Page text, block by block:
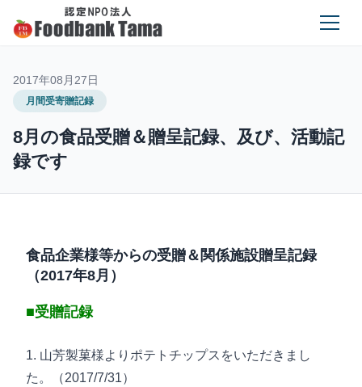
2017年08月27日
月間受寄贈記録
8月の食品受贈＆贈呈記録、及び、活動記
録です
食品企業様等からの受贈＆関係施設贈呈記録
（2017年8月）
■受贈記録
1. 山芳製菓様よりポテトチップスをいただきまし
た。（2017/7/31）